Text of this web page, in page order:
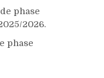
phase
2026.
phase